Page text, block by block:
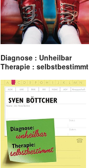
Diagnose : Unheilbar
Therapie : selbstbestimmt